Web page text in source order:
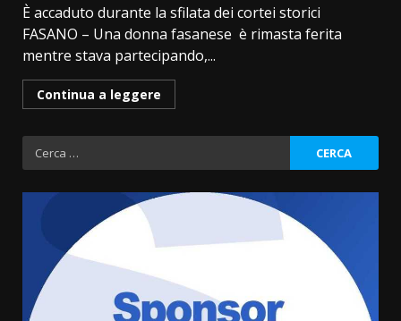
È accaduto durante la sfilata dei cortei storici
FASANO – Una donna fasanese è rimasta ferita
mentre stava partecipando,...
Continua a leggere
Ricerca
per: